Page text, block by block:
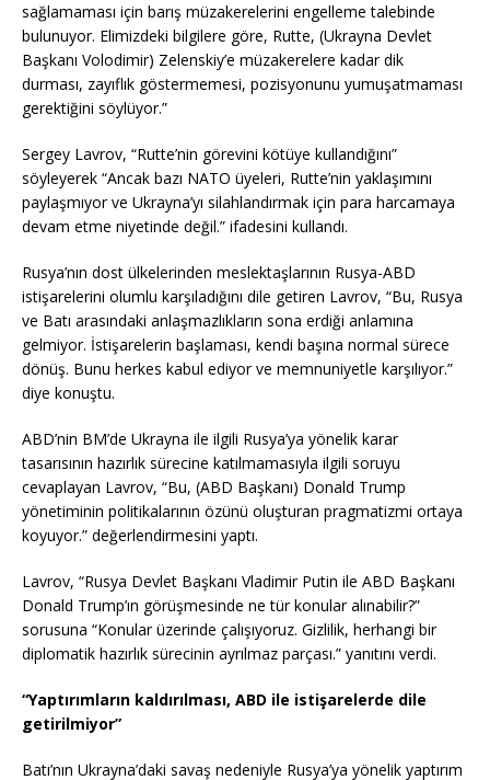
sağlamaması için barış müzakerelerini engelleme talebinde
bulunuyor. Elimizdeki bilgilere göre, Rutte, (Ukrayna Devlet
Başkanı Volodimir) Zelenskiy’e müzakerelere kadar dik
durması, zayıflık göstermemesi, pozisyonunu yumuşatmaması
gerektiğini söylüyor.”
Sergey Lavrov, “Rutte’nin görevini kötüye kullandığını”
söyleyerek “Ancak bazı NATO üyeleri, Rutte’nin yaklaşımını
paylaşmıyor ve Ukrayna’yı silahlandırmak için para harcamaya
devam etme niyetinde değil.” ifadesini kullandı.
Rusya’nın dost ülkelerinden meslektaşlarının Rusya-ABD
istişarelerini olumlu karşıladığını dile getiren Lavrov, “Bu, Rusya
ve Batı arasındaki anlaşmazlıkların sona erdiği anlamına
gelmiyor. İstişarelerin başlaması, kendi başına normal sürece
dönüş. Bunu herkes kabul ediyor ve memnuniyetle karşılıyor.”
diye konuştu.
ABD’nin BM’de Ukrayna ile ilgili Rusya’ya yönelik karar
tasarısının hazırlık sürecine katılmamasıyla ilgili soruyu
cevaplayan Lavrov, “Bu, (ABD Başkanı) Donald Trump
yönetiminin politikalarının özünü oluşturan pragmatizmi ortaya
koyuyor.” değerlendirmesini yaptı.
Lavrov, “Rusya Devlet Başkanı Vladimir Putin ile ABD Başkanı
Donald Trump’ın görüşmesinde ne tür konular alınabilir?”
sorusuna “Konular üzerinde çalışıyoruz. Gizlilik, herhangi bir
diplomatik hazırlık sürecinin ayrılmaz parçası.” yanıtını verdi.
“Yaptırımların kaldırılması, ABD ile istişarelerde dile
getirilmiyor”
Batı’nın Ukrayna’daki savaş nedeniyle Rusya’ya yönelik yaptırım